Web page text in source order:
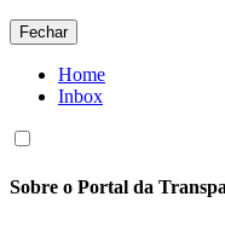
Fechar
Home
Inbox
Sobre o Portal da